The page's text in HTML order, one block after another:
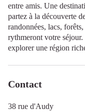
entre amis. Une
partez à la découverte
randonnées, lacs,
rythmeront votre
explorer une région
Contact
38 rue d'Audy